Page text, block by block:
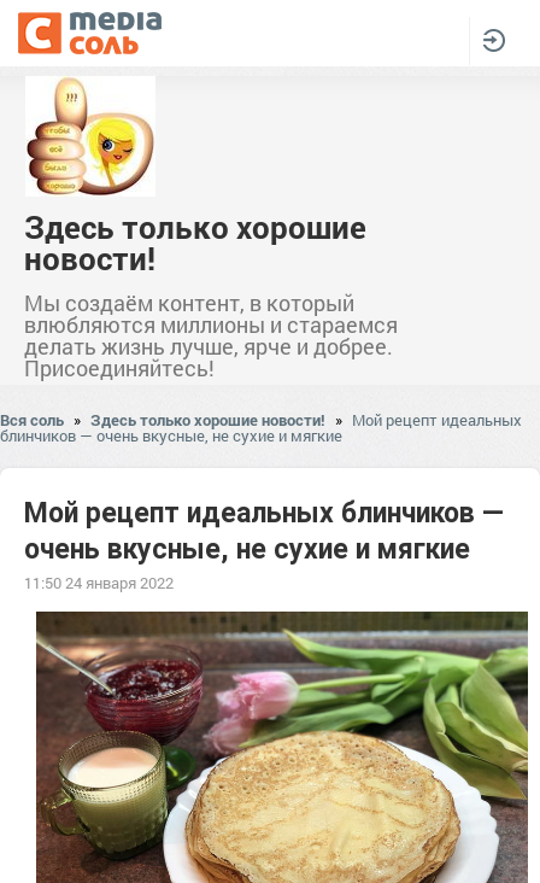
Здесь только хорошие
новости!
Мы создаём контент, в который
влюбляются миллионы и стараемся
делать жизнь лучше, ярче и добрее.
Присоединяйтесь!
Вся соль » Здесь только хорошие новости! » Мой рецепт идеальных
блинчиков — очень вкусные, не сухие и мягкие
Мой рецепт идеальных блинчиков —
очень вкусные, не сухие и мягкие
11:50 24 января 2022